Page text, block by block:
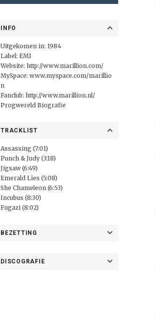
INFO
Uitgekomen in: 1984
Label: EMI
Website: http://www.marillion.com/
MySpace: www.myspace.com/marillio
n
Fanclub: http://www.marillion.nl/
Progwereld Biografie
TRACKLIST
Assassing (7:01)
Punch & Judy (3:18)
Jigsaw (6:49)
Emerald Lies (5:08)
She Chameleon (6:53)
Incubus (8:30)
Fugazi (8:02)
BEZETTING
DISCOGRAFIE